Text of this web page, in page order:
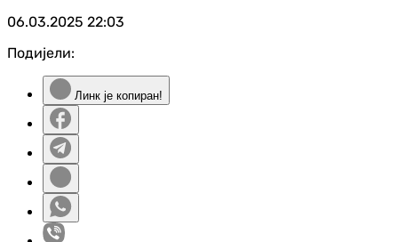
06.03.2025 22:03
Подијели:
Линк је копиран!